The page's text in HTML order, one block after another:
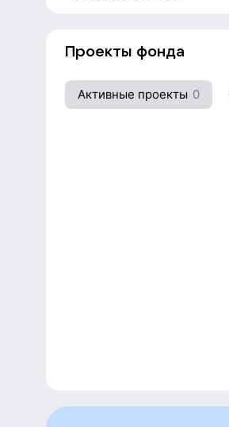
Свирюкова
Elena M
Проекты фонда
Активные проекты 0